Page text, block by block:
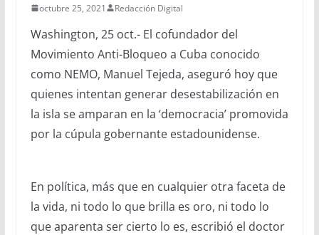
octubre 25, 2021 Redacción Digital
Washington, 25 oct.- El cofundador del
Movimiento Anti-Bloqueo a Cuba conocido
como NEMO, Manuel Tejeda, aseguró hoy que
quienes intentan generar desestabilización en
la isla se amparan en la ‘democracia’ promovida
por la cúpula gobernante estadounidense.
En política, más que en cualquier otra faceta de
la vida, ni todo lo que brilla es oro, ni todo lo
que aparenta ser cierto lo es, escribió el doctor